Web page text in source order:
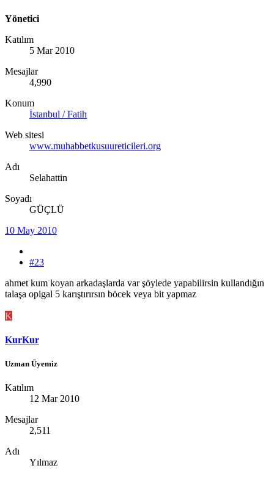
Yönetici
Katılım
5 Mar 2010
Mesajlar
4,990
Konum
İstanbul / Fatih
Web sitesi
www.muhabbetkusuureticileri.org
Adı
Selahattin
Soyadı
GÜÇLÜ
10 May 2010
#23
ahmet kum koyan arkadaşlarda var şöylede yapabilirsin kullandığın
talaşa opigal 5 karıştırırsın böcek veya bit yapmaz
K
KurKur
Uzman Üyemiz
Katılım
12 Mar 2010
Mesajlar
2,511
Adı
Yılmaz